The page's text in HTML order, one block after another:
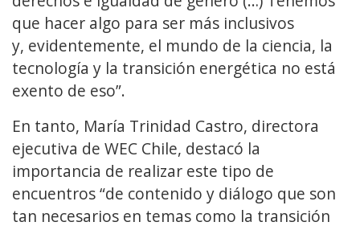
que hacer algo para ser más inclusivos
y, evidentemente, el mundo de la ciencia, la
tecnología y la transición energética no está
exento de eso”.
En tanto, María Trinidad Castro, directora
ejecutiva de WEC Chile, destacó la
importancia de realizar este tipo de
encuentros “de contenido y diálogo que son
tan necesarios en temas como la transición